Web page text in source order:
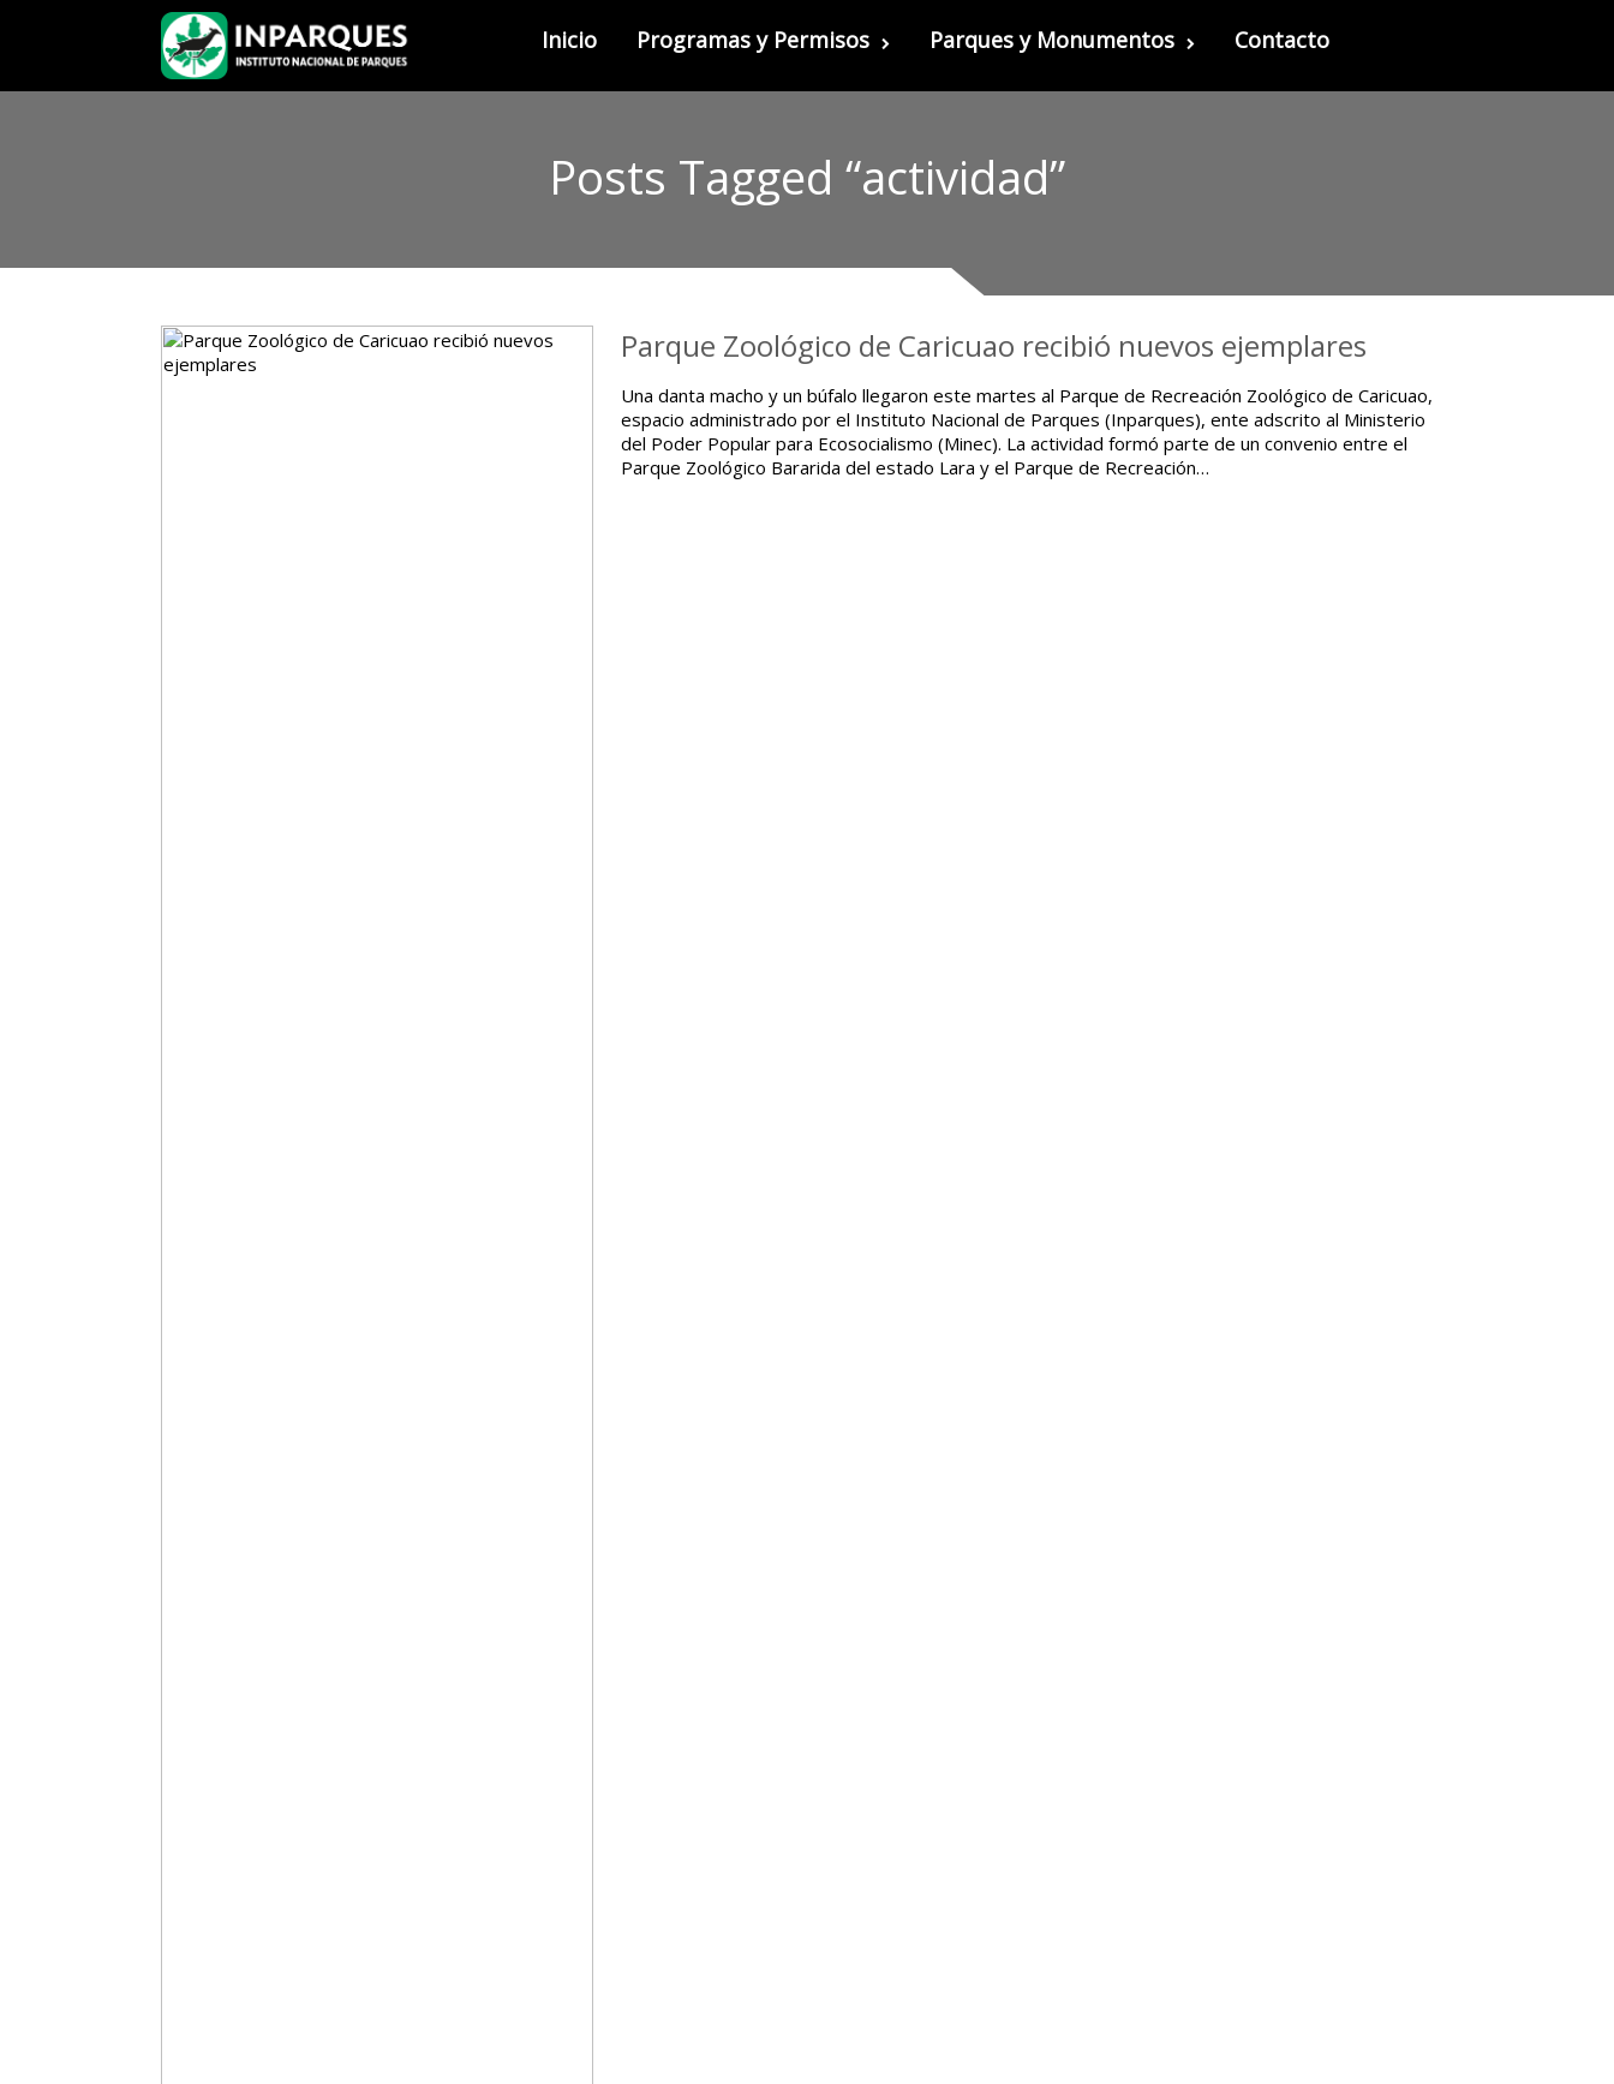
Inicio Programas y Permisos Parques y Monumentos Contacto
Posts Tagged “actividad”
Parque Zoológico de Caricuao recibió nuevos ejemplares
Una danta macho y un búfalo llegaron este martes al Parque de Recreación Zoológico de Caricuao,
espacio administrado por el Instituto Nacional de Parques (Inparques), ente adscrito al Ministerio
del Poder Popular para Ecosocialismo (Minec). La actividad formó parte de un convenio entre el
Parque Zoológico Bararida del estado Lara y el Parque de Recreación…